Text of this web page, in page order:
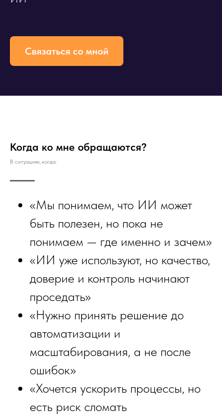
Связаться со мной
Когда ко мне обращаются?
В ситуациях, когда:
«Мы понимаем, что ИИ может
быть полезен, но пока не
понимаем — где именно и зачем»
«ИИ уже используют, но качество,
доверие и контроль начинают
проседать»
«Нужно принять решение до
автоматизации и
масштабирования, а не после
ошибок»
«Хочется ускорить процессы, но
есть риск сломать